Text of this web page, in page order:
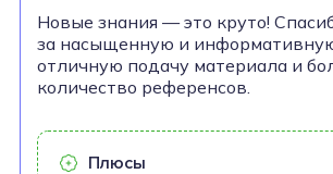
Новые знания — это круто!
за насыщенную и
отличную подачу материала и
количество референсов.
Плюсы